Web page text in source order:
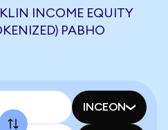
INCOME EQUITY
РАВНО
INCEON